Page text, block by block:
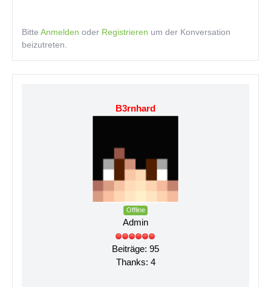
Bitte Anmelden oder Registrieren um der Konversation
beizutreten.
B3rnhard
Offline
Admin
Beiträge: 95
Thanks: 4